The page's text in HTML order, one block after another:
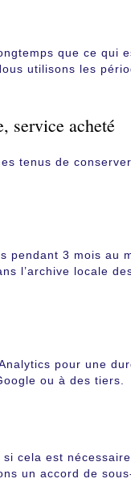
que ce qui
utilisons les
service acheté
tenus de
pendant 3 mois au
l’archive locale
pour une
ou à des tiers.
cela est
un accord de